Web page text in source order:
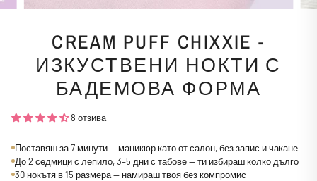
CREAM PUFF CHIXXIE -
ИЗКУСТВЕНИ НОКТИ С
БАДЕМОВА ФОРМА
8 отзива
Поставяш за 7 минути — маникюр като от салон, без запис и чакане
До 2 седмици с лепило, 3–5 дни с табове — ти избираш колко дълго
30 нокътя в 15 размера — намираш твоя без компромис